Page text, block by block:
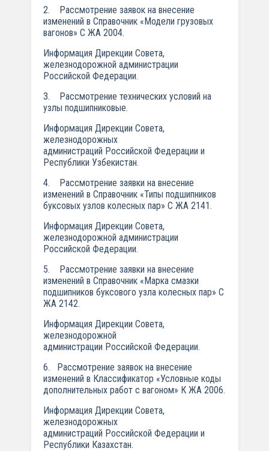
2. Рассмотрение заявок на внесение
изменений в Справочник «Модели грузовых
вагонов» С ЖА 2004.
Информация Дирекции Совета,
железнодорожной администрации
Российской Федерации.
3. Рассмотрение технических условий на
узлы подшипниковые.
Информация Дирекции Совета,
железнодорожных
администраций Российской Федерации и
Республики Узбекистан.
4. Рассмотрение заявки на внесение
изменений в Справочник «Типы подшипников
буксовых узлов колесных пар» С ЖА 2141.
Информация Дирекции Совета,
железнодорожной администрации
Российской Федерации.
5. Рассмотрение заявки на внесение
изменений в Справочник «Марка смазки
подшипников буксового узла колесных пар» С
ЖА 2142.
Информация Дирекции Совета,
железнодорожной
администрации Российской Федерации.
6. Рассмотрение заявок на внесение
изменений в Классификатор «Условные коды
дополнительных работ с вагоном» К ЖА 2006.
Информация Дирекции Совета,
железнодорожных
администраций Российской Федерации и
Республики Казахстан.